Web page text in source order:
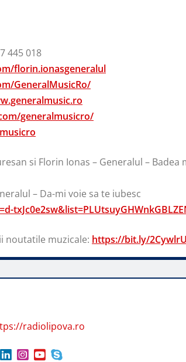
445 018
florin.ionasgeneralul
GeneralMusicRo/
generalmusicro/
si Florin Ionas – Generalul – Badea
– Da-mi voie sa te iubesc
noutatile muzicale: https://bit.ly/2CywlrU
radiolipova.ro